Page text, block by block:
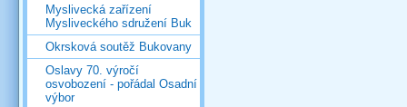
Myslivecká zařízení
Mysliveckého sdružení Buk
Okrsková soutěž Bukovany
Oslavy 70. výročí
osvobození - pořádal Osadní
výbor